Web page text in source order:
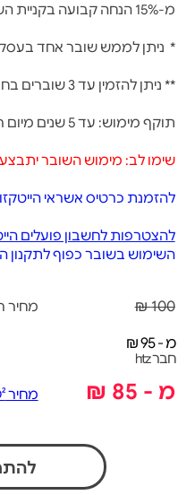
מ-15% הנחה קבועה בקניית השובר!
* ניתן לממש שובר אחד בעסקה -
** ניתן להזמין עד 3 שוברים בחודש קלנדרי.
תוקף מימוש: עד 5 שנים מיום רכישת השובר.
שימו לב: מימוש השובר
להזמנת כרטיס אשראי
להצטרפות לחשבון פועלים
השימוש בשובר כפוף לתקנון
100 ₪ מחיר
מ - 95 ₪
חבר htz
מ - 85 ₪ מחיר PRO²